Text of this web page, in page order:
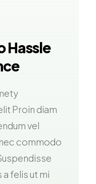
Hassle
Proin diam
vel
commodo
a felis ut mi